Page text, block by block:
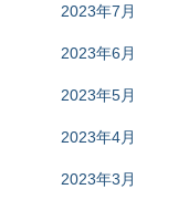
2023年7月
2023年6月
2023年5月
2023年4月
2023年3月